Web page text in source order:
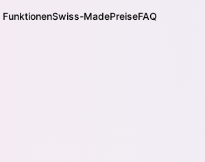
FunktionenSwiss-MadePreiseFAQ